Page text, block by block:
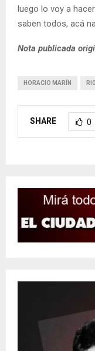
luego lo voy a
saben todos, acá
Nota publicada
HORACIO MARÍN RIGI
SHARE 0